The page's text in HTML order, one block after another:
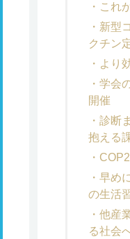
これ
新型
クチン
より
学会
開催
診断
抱える
早め
の生活
他産
る社会